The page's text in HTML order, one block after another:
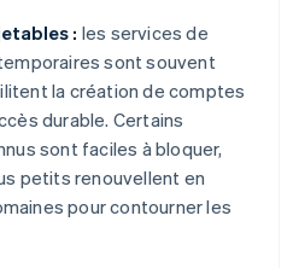
: les services de
sont souvent
la création de comptes
durable. Certains
sont faciles à bloquer,
petits renouvellent en
pour contourner les